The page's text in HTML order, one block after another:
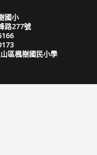
國小
路277號
區楓樹國民小學